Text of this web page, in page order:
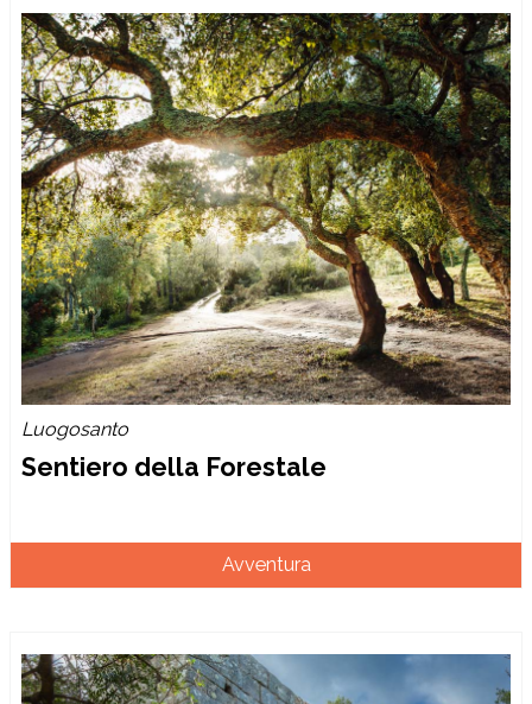
Luogosanto
Sentiero della Forestale
Avventura